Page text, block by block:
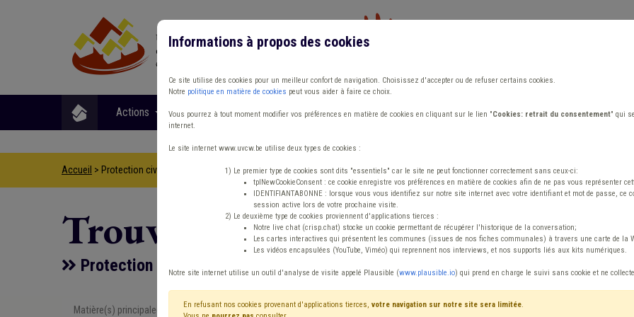
Actions Matières Formations Publications Outils Fiches
Accueil > Protection civile Subside
Trouver un contenu
Protection civile Subside
Matière(s) principale(s) Type de contenu Avis / Actions
Informations à propos des cookies
Ce site utilise des cookies pour un meilleur confort de navigation. Choisissez d'accepter ou de refuser certains cookies.
Notre politique en matière de cookies peut vous aider à faire ce choix.
Vous pourrez à tout moment modifier vos préférences en matière de cookies en cliquant sur le lien "Cookies: retrait du consentement" qui
internet.
Le site internet www.uvcw.be utilise deux types de cookies :
1) Le premier type de cookies sont dits "essentiels" car le site ne peut fonctionner correctement sans ceux-ci:
tplNewCookieConsent : ce cookie enregistre vos préférences en matière de cookies afin de ne pas vous représenter
IDENTIFIANTABONNE : lorsque vous vous identifiez sur notre site internet avec votre identifiant et mot de passe, ce
session active lors de votre prochaine visite.
2) Le deuxième type de cookies proviennent d'applications tierces :
Notre live chat (crisp.chat) stocke un cookie permettant de récupérer l'historique de la conversation;
Les cartes interactives qui présentent les communes (issues de nos fiches communales) à travers une carte de la
Les vidéos encapsulées (YouTube, Viméo) qui reprennent nos interviews, et nos supports liés aux kits numériques.
Notre site internet utilise un outil d'analyse de visite appelé Plausible (www.plausible.io) qui prend en charge le suivi sans cookie et ne
En refusant nos cookies provenant d'applications tierces, votre navigation sur notre site sera limitée.